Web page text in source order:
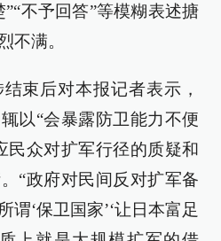
不予回答”等模糊表述搪
不满。
束后对本报记者表示，
以“会暴露防卫能力不便
民众对扩军行径的质疑和
“政府对民间反对扩军备
谓‘保卫国家’‘让日本富足